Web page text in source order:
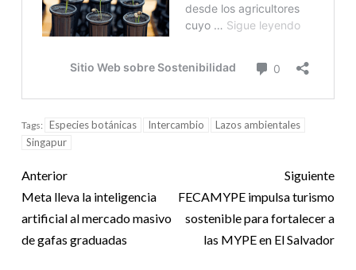
Tags: Especies botánicas Intercambio
Lazos ambientales
Singapur
Anterior
Meta lleva la inteligencia
artificial al mercado masivo
de gafas graduadas
Siguiente
FECAMYPE impulsa turismo
sostenible para fortalecer a
las MYPE en El Salvador